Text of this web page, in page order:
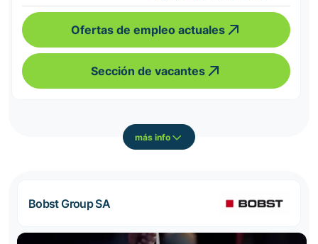
Ofertas de empleo actuales
Sección de vacantes
más info
Bobst Group SA